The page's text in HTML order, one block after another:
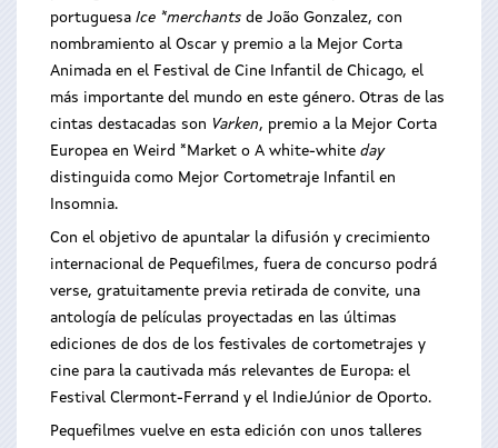
portuguesa Ice *merchants de João Gonzalez, con
nombramiento al Oscar y premio a la Mejor Corta
Animada en el Festival de Cine Infantil de Chicago, el
más importante del mundo en este género. Otras de las
cintas destacadas son Varken, premio a la Mejor Corta
Europea en Weird *Market o A white-white day
distinguida como Mejor Cortometraje Infantil en
Insomnia.
Con el objetivo de apuntalar la difusión y crecimiento
internacional de Pequefilmes, fuera de concurso podrá
verse, gratuitamente previa retirada de convite, una
antología de películas proyectadas en las últimas
ediciones de dos de los festivales de cortometrajes y
cine para la cautivada más relevantes de Europa: el
Festival Clermont-Ferrand y el IndieJúnior de Oporto.
Pequefilmes vuelve en esta edición con unos talleres